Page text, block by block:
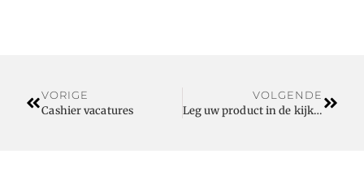
VORIGE
Cashier vacatures
VOLGENDE
Leg uw product in de kijker door dit verpakkingsbedrijf